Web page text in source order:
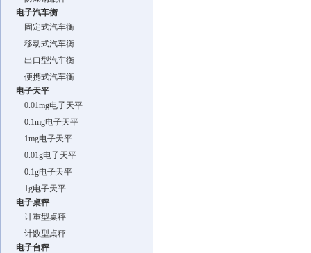
电子汽车衡
固定式汽车衡
移动式汽车衡
出口型汽车衡
便携式汽车衡
电子天平
0.01mg电子天平
0.1mg电子天平
1mg电子天平
0.01g电子天平
0.1g电子天平
1g电子天平
电子桌秤
计重型桌秤
计数型桌秤
电子台秤